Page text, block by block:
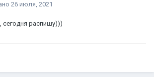
26 июля, 2021
сегодня распишу)))